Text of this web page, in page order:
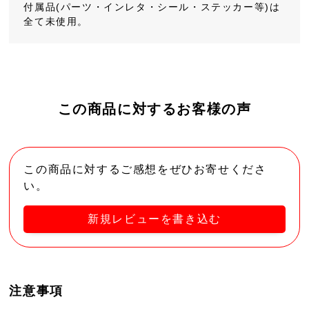
付属品(パーツ・インレタ・シール・ステッカー等)は
全て未使用。
この商品に対するお客様の声
この商品に対するご感想をぜひお寄せくださ
い。
新規レビューを書き込む
注意事項